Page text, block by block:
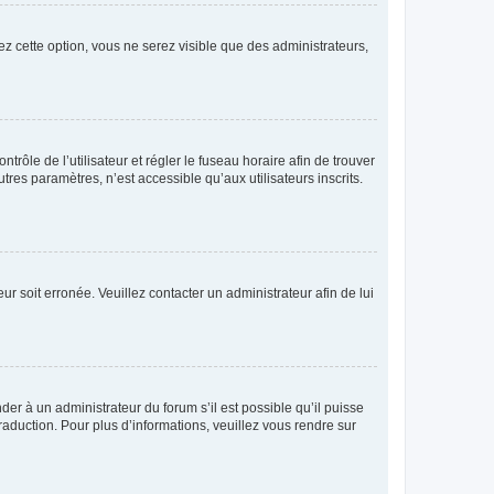
cette option, vous ne serez visible que des administrateurs,
de l’utilisateur et régler le fuseau horaire afin de trouver
paramètres, n’est accessible qu’aux utilisateurs inscrits.
soit erronée. Veuillez contacter un administrateur afin de lui
à un administrateur du forum s’il est possible qu’il puisse
Pour plus d’informations, veuillez vous rendre sur